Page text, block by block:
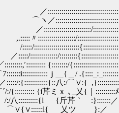
::::::::::::::::::::::::‘
::::::::::::::::::::::::::::
＿/ .{::::_:_:::::::::::::::::::/
:/⌒∨:{_,}::::::::::::::/{:::ﾊ
､_乂{｜::::::::::ﾒ､}厶
｀ :}:::::::／ /´〈/
}:／ 斧ミｚ､}:::/